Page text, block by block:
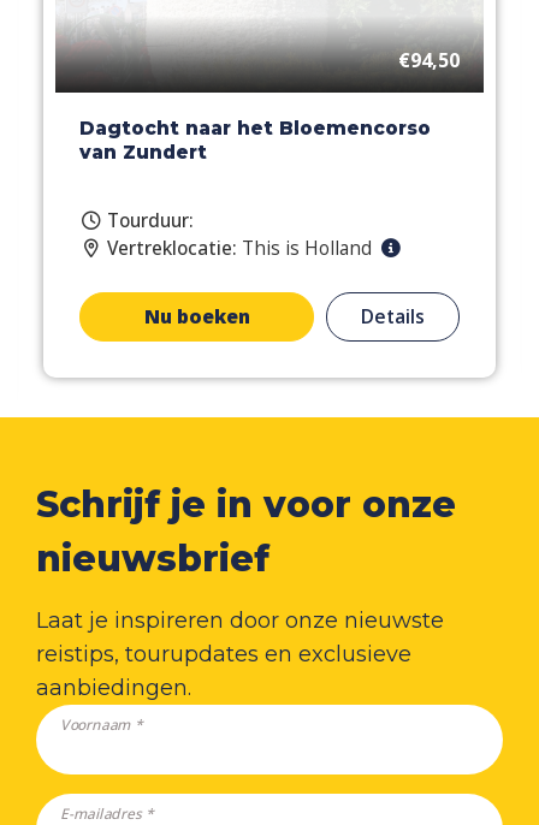
€94,50
Dagtocht naar het Bloemencorso
van Zundert
Tourduur:
Vertreklocatie: This is Holland
Nu boeken Details
Schrijf je in voor onze
nieuwsbrief
Laat je inspireren door onze nieuwste
reistips, tourupdates en exclusieve
aanbiedingen.
Voornaam *
E-mailadres *